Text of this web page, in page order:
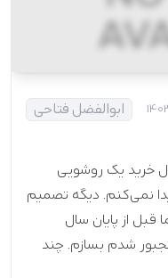
ابوالفضل فتاحی
خرید یک روشویی
نمی‌کنم. دیگه تصمیم
از پایان سال
شدم بسازم. چند